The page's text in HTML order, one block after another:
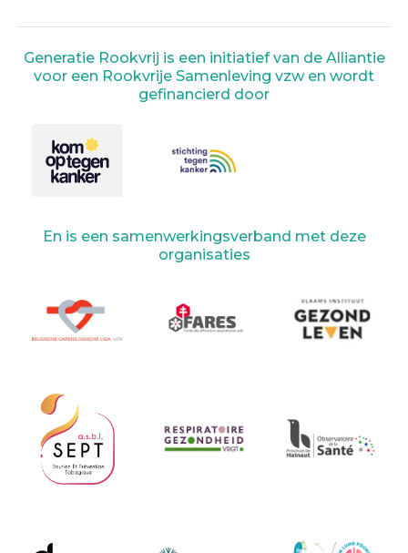
Generatie Rookvrij is een initiatief van de Alliantie
voor een Rookvrije Samenleving vzw en wordt
gefinancierd door
En is een samenwerkingsverband met deze
organisaties